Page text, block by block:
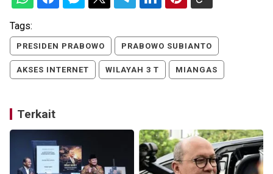
Tags:
PRESIDEN PRABOWO PRABOWO SUBIANTO
AKSES INTERNET WILAYAH 3 T MIANGAS
Terkait